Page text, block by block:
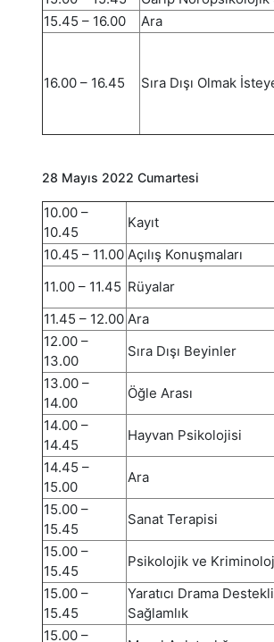
15.45 – 16.00
Ara
16.00 – 16.45 Sıra Dışı Olmak
28 Mayıs 2022 Cumartesi
10.00 –
10.45
Kayıt
10.45 – 11.00 Açılış Konuşmaları
11.00 – 11.45 Rüyalar
11.45 – 12.00 Ara
12.00 –
13.00
Sıra Dışı Beyinler
13.00 –
14.00
Öğle Arası
14.00 –
14.45
Hayvan Psikolojisi
14.45 –
15.00
Ara
15.00 –
15.45
Sanat Terapisi
15.00 –
15.45
Psikolojik ve
15.00 –
15.45
Yaratıcı Drama
Sağlamlık
15.00 –